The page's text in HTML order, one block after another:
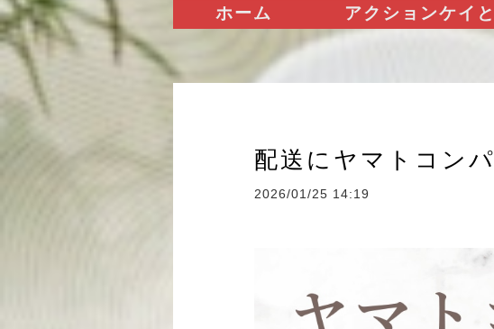
ホーム アクションケイ
配送にヤマトコン
2026/01/25 14:19